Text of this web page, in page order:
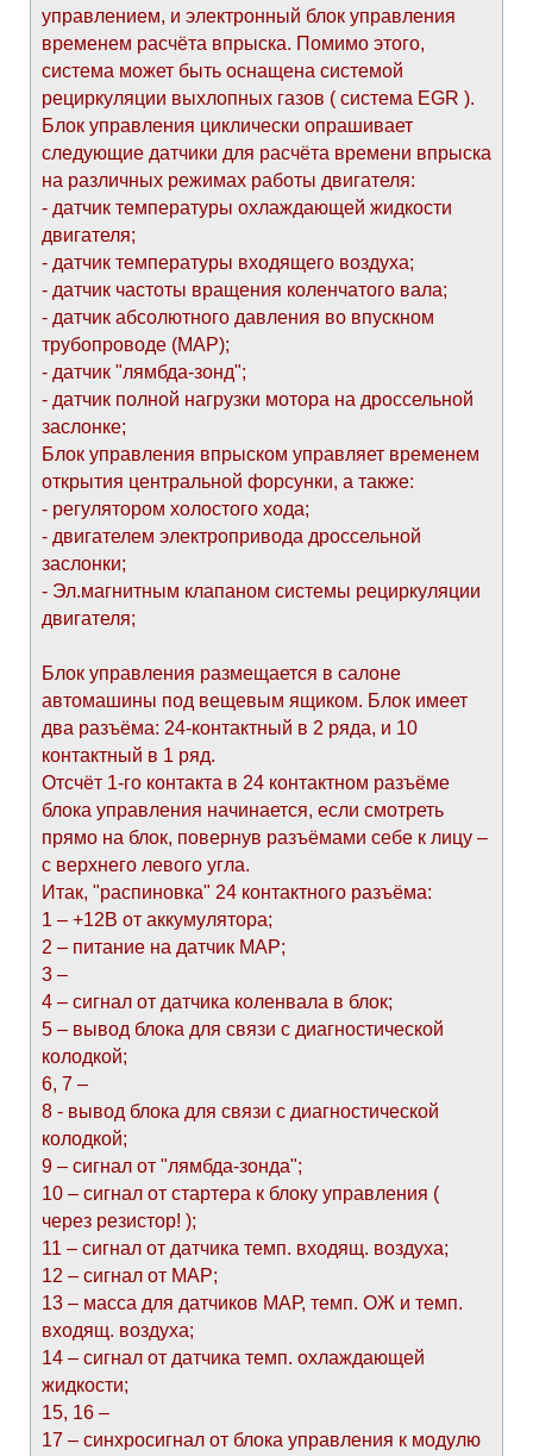
управлением, и электронный блок управления
временем расчёта впрыска. Помимо этого,
система может быть оснащена системой
рециркуляции выхлопных газов ( система EGR ).
Блок управления циклически опрашивает
следующие датчики для расчёта времени впрыска
на различных режимах работы двигателя:
- датчик температуры охлаждающей жидкости
двигателя;
- датчик температуры входящего воздуха;
- датчик частоты вращения коленчатого вала;
- датчик абсолютного давления во впускном
трубопроводе (МАР);
- датчик "лямбда-зонд";
- датчик полной нагрузки мотора на дроссельной
заслонке;
Блок управления впрыском управляет временем
открытия центральной форсунки, а также:
- регулятором холостого хода;
- двигателем электропривода дроссельной
заслонки;
- Эл.магнитным клапаном системы рециркуляции
двигателя;
Блок управления размещается в салоне
автомашины под вещевым ящиком. Блок имеет
два разъёма: 24-контактный в 2 ряда, и 10
контактный в 1 ряд.
Отсчёт 1-го контакта в 24 контактном разъёме
блока управления начинается, если смотреть
прямо на блок, повернув разъёмами себе к лицу –
с верхнего левого угла.
Итак, "распиновка" 24 контактного разъёма:
1 – +12В от аккумулятора;
2 – питание на датчик МАР;
3 –
4 – сигнал от датчика коленвала в блок;
5 – вывод блока для связи с диагностической
колодкой;
6, 7 –
8 - вывод блока для связи с диагностической
колодкой;
9 – сигнал от "лямбда-зонда";
10 – сигнал от стартера к блоку управления (
через резистор! );
11 – сигнал от датчика темп. входящ. воздуха;
12 – сигнал от МАР;
13 – масса для датчиков МАР, темп. ОЖ и темп.
входящ. воздуха;
14 – сигнал от датчика темп. охлаждающей
жидкости;
15, 16 –
17 – синхросигнал от блока управления к модулю